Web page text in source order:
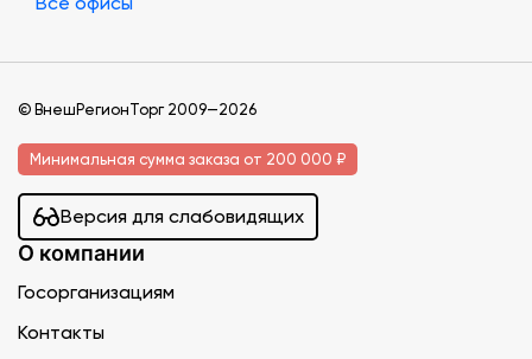
© ВнешРегионТорг 2009—2026
Минимальная сумма заказа от 200 000 ₽
Версия для слабовидящих
О компании
Госорганизациям
Контакты